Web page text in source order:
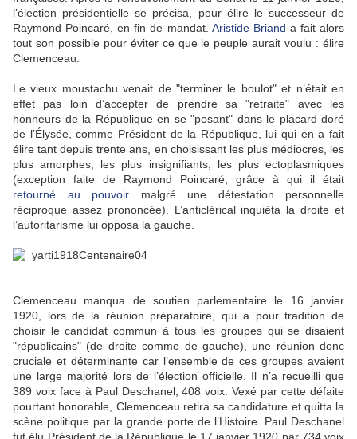
l’élection présidentielle se précisa, pour élire le successeur de
Raymond Poincaré, en fin de mandat. Aristide Briand a fait alors
tout son possible pour éviter ce que le peuple aurait voulu : élire
Clemenceau.
Le vieux moustachu venait de "terminer le boulot" et n’était en
effet pas loin d’accepter de prendre sa "retraite" avec les
honneurs de la République en se "posant" dans le placard doré
de l’Élysée, comme Président de la République, lui qui en a fait
élire tant depuis trente ans, en choisissant les plus médiocres, les
plus amorphes, les plus insignifiants, les plus ectoplasmiques
(exception faite de Raymond Poincaré, grâce à qui il était
retourné au pouvoir malgré une détestation personnelle
réciproque assez prononcée). L’anticlérical inquiéta la droite et
l’autoritarisme lui opposa la gauche.
Clemenceau manqua de soutien parlementaire le 16 janvier
1920, lors de la réunion préparatoire, qui a pour tradition de
choisir le candidat commun à tous les groupes qui se disaient
"républicains" (de droite comme de gauche), une réunion donc
cruciale et déterminante car l’ensemble de ces groupes avaient
une large majorité lors de l’élection officielle. Il n’a recueilli que
389 voix face à Paul Deschanel, 408 voix. Vexé par cette défaite
pourtant honorable, Clemenceau retira sa candidature et quitta la
scène politique par la grande porte de l’Histoire. Paul Deschanel